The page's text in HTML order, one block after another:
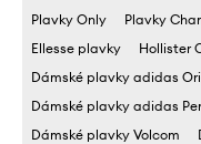
Plavky Only
Plavky
Ellesse plavky
Hollister
Dámské plavky adidas
Dámské plavky adidas
Dámské plavky Volcom